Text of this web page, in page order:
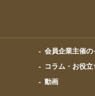
会員企業主催の
コラム・お役立
動画